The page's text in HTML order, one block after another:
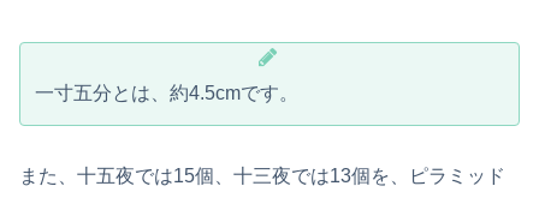
一寸五分とは、約4.5cmです。
また、十五夜では15個、十三夜では13個を、ピラミッド